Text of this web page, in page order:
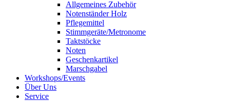
Allgemeines Zubehör
Notenständer Holz
Pflegemittel
Stimmgeräte/Metronome
Taktstöcke
Noten
Geschenkartikel
Marschgabel
Workshops/Events
Über Uns
Service